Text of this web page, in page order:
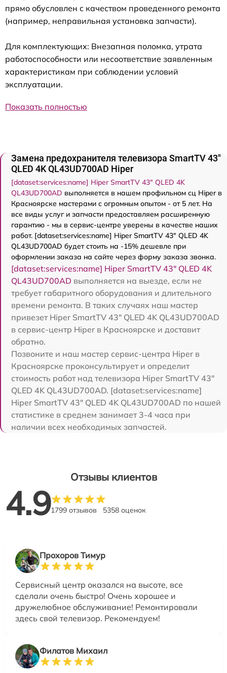
прямо обусловлен с качеством проведенного ремонта
(например, неправильная установка запчасти).
Для комплектующих: Внезапная поломка, утрата
работоспособности или несоответствие заявленным
характеристикам при соблюдении условий
эксплуатации.
Показать полностью
Замена предохранителя телевизора SmartTV 43"
QLED 4K QL43UD700AD Hiper
[dataset:services:name] Hiper SmartTV 43" QLED 4K
QL43UD700AD выполняется в нашем профильном сц Hiper в
Красноярске мастерами с огромным опытом - от 5 лет. На
все виды услуг и запчасти предоставляем расширенную
гарантию - мы в сервис-центре уверены в качестве наших
работ. [dataset:services:name] Hiper SmartTV 43" QLED 4K
QL43UD700AD будет стоить на -15% дешевле при
оформлении заказа на сайте через форму заказа звонка.
[dataset:services:name] Hiper SmartTV 43" QLED 4K
QL43UD700AD выполняется на выезде, если не
требует габаритного оборудования и длительного
времени ремонта. В таких случаях наш мастер
привезет Hiper SmartTV 43" QLED 4K QL43UD700AD
в сервис-центр Hiper в Красноярске и доставит
обратно.
Позвоните и наш мастер сервис-центра Hiper в
Красноярске проконсультирует и определит
стоимость работ над телевизора Hiper SmartTV 43"
QLED 4K QL43UD700AD. [dataset:services:name]
Hiper SmartTV 43" QLED 4K QL43UD700AD по нашей
статистике в среднем занимает 3-4 часа при
наличии всех необходимых запчастей.
Отзывы клиентов
4.91799 отзывов 5358 оценок
Прохоров Тимур
Сервисный центр оказался на высоте, все
сделали очень быстро! Очень хорошее и
дружелюбное обслуживание! Ремонтировали
здесь свой телевизор. Рекомендуем!
Филатов Михаил